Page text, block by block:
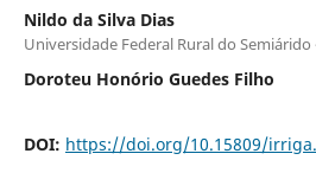
Nildo da Silva Dias
Universidade Federal Rural do Semiárido
Doroteu Honório Guedes Filho
DOI: https://doi.org/10.15809/